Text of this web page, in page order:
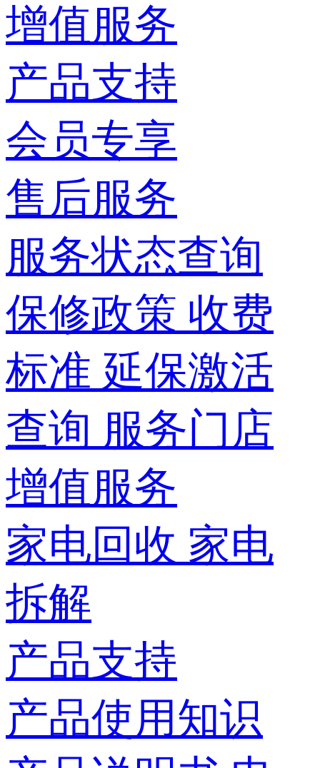
增值服务
产品支持
会员专享
售后服务
服务状态查询
保修政策 收费
标准 延保激活
查询 服务门店
增值服务
家电回收 家电
拆解
产品支持
产品使用知识